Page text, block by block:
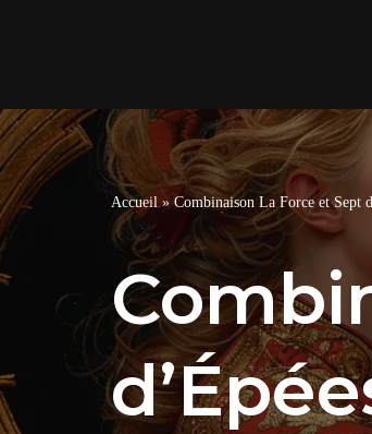
Accueil»Combinaison La Force et Sept